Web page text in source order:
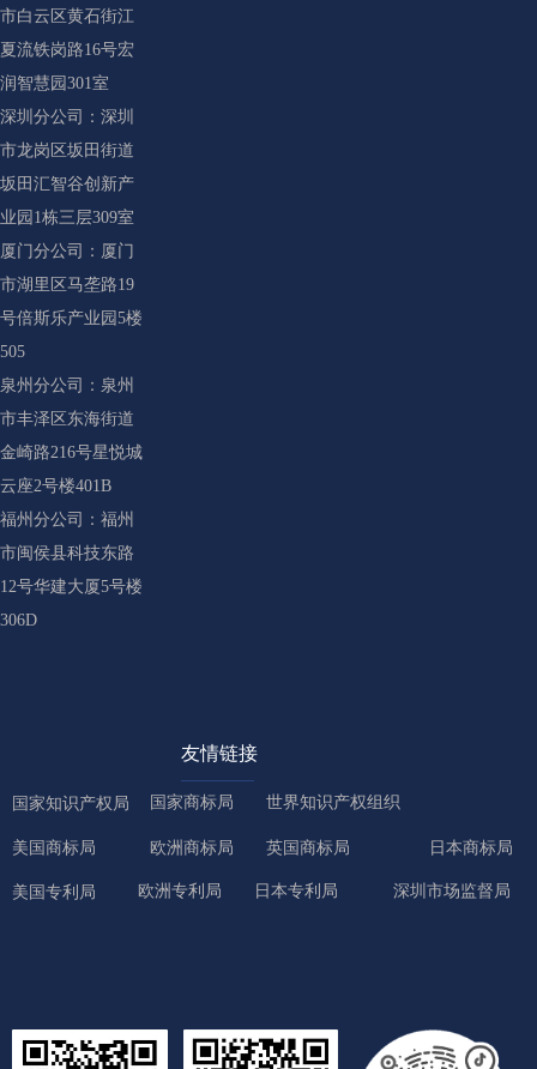
市白云区黄石街江
夏流铁岗路16号宏
润智慧园301室
深圳分公司：深圳
市龙岗区坂田街道
坂田汇智谷创新产
业园1栋三层309室
厦门分公司：厦门
市湖里区马垄路19
号倍斯乐产业园5楼
505
泉州分公司：泉州
市丰泽区东海街道
金崎路216号星悦城
云座2号楼401B
福州分公司：福州
市闽侯县科技东路
12号华建大厦5号楼
306D
友情链接
国家知识产权局 国家商标局 世界知识产权组织
美国商标局 欧洲商标局 英国商标局 日本商标局
美国专利局 欧洲专利局 日本专利局 深圳市场监督局